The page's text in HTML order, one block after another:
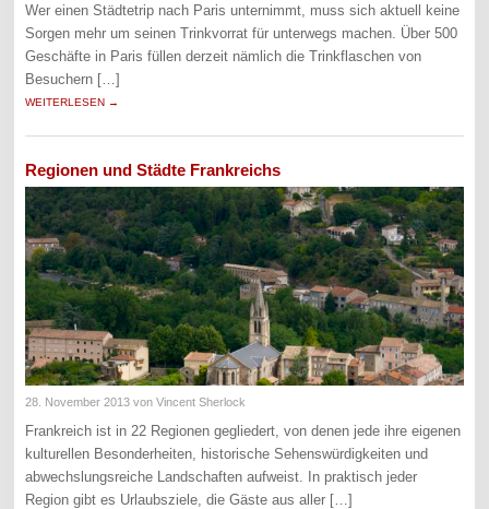
Wer einen Städtetrip nach Paris unternimmt, muss sich aktuell keine
Sorgen mehr um seinen Trinkvorrat für unterwegs machen. Über 500
Geschäfte in Paris füllen derzeit nämlich die Trinkflaschen von
Besuchern […]
WEITERLESEN →
Regionen und Städte Frankreichs
28. November 2013 von Vincent Sherlock
Frankreich ist in 22 Regionen gegliedert, von denen jede ihre eigenen
kulturellen Besonderheiten, historische Sehenswürdigkeiten und
abwechslungsreiche Landschaften aufweist. In praktisch jeder
Region gibt es Urlaubsziele, die Gäste aus aller […]